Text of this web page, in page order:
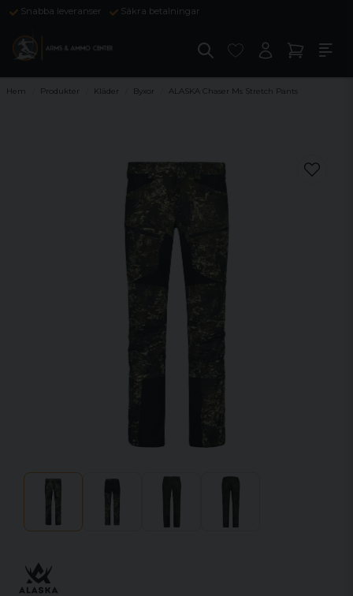
Snabba leveranser Säkra betalningar
Hem Produkter Kläder Byxor ALASKA Chaser Ms Stretch Pants